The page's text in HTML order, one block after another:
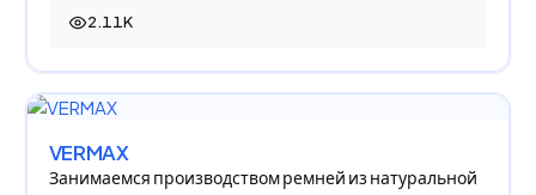
2.11K
2 113 просмотров
VERMAX
Занимаемся производством ремней из натуральной